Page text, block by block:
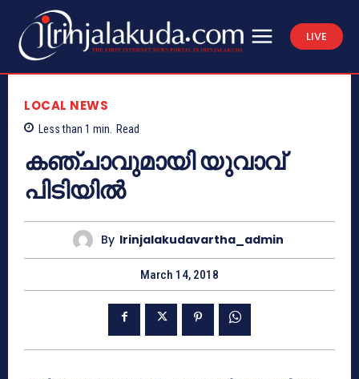
LIVE
LOCAL NEWS
Less than 1 min. Read
കഞ്ചാവുമായി യുവാവ്
പിടിയില്‍
By Irinjalakudavartha_admin
March 14, 2018